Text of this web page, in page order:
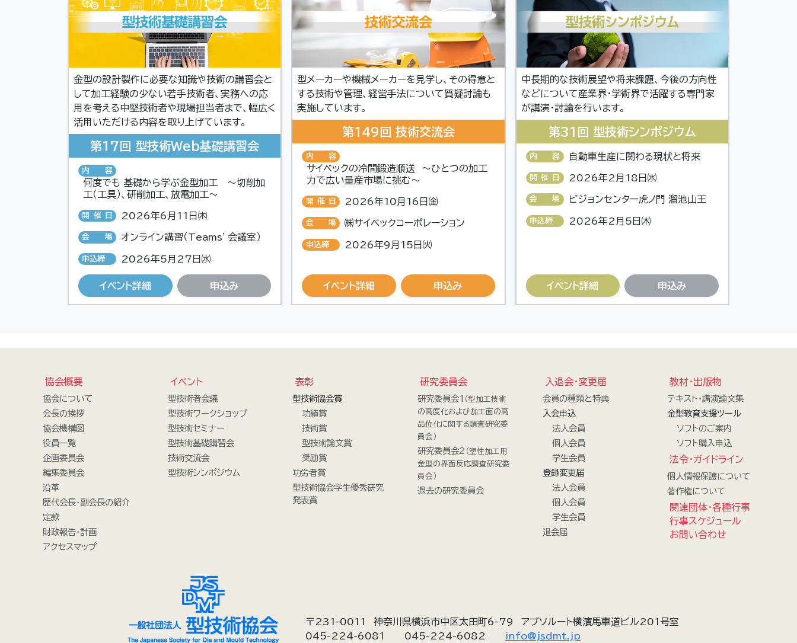
金型の設計製作に必要な知識や技術の講習会と
して加工経験の少ない若手技術者、実務への応
用を考える中堅技術者や現場担当者まで、幅広く
活用いただける内容を取り上げています。
第17回 型技術Web基礎講習会
内容
何度でも 基礎から学ぶ金型加工 ～切削加
工（工具）、研削加工、放電加工～
開催日 2026年6月11日㈭
会場 オンライン講習（Teams' 会議室）
申込締
2026年5月27日㈬
イベント詳細 申込み
型メーカーや機械メーカーを見学し、その得意と
する技術や管理、経営手法について質疑討論も
実施しています。
第149回 技術交流会
内容
サイベックの冷間鍛造順送 ～ひとつの加工
力で広い量産市場に挑む～
開催日 2026年10月16日㈮
会場 ㈱サイベックコーポレーション
申込締
2026年9月15日㈫
イベント詳細 申込み
中長期的な技術展望や将来課題、今後の方向性
などについて産業界・学術界で活躍する専門家
が講演・討論を行います。
第31回 型技術シンポジウム
内容 自動車生産に関わる現状と将来
開催日 2026年2月18日㈬
会場 ビジョンセンター虎ノ門 溜池山王
申込締
2026年2月5日㈭
イベント詳細 申込み
協会概要
協会について
会長の挨拶
協会機構図
役員一覧
企画委員会
編集委員会
沿革
歴代会長・副会長の紹介
定款
財政報告・計画
アクセスマップ
イベント
型技術者会議
型技術ワークショップ
型技術セミナー
型技術基礎講習会
技術交流会
型技術シンポジウム
表彰
型技術協会賞
功績賞
技術賞
型技術論文賞
奨励賞
功労者賞
型技術協会学生優秀研究
発表賞
研究委員会
研究委員会1 （型加工技術
の高度化および加工面の高
品位化に関する調査研究委
員会）
研究委員会2 （塑性加工用
金型の界面反応調査研究委
員会）
過去の研究委員会
入退会・変更届
会員の種類と特典
入会申込
法人会員
個人会員
学生会員
登録変更届
法人会員
個人会員
学生会員
退会届
教材・出版物
テキスト・講演論文集
金型教育支援ツール
ソフトのご案内
ソフト購入申込
法令・ガイドライン
個人情報保護について
著作権について
関連団体・各種行事
行事スケジュール
お問い合わせ
〒231-0011 神奈川県横浜市中区太田町6-79
アブソルート横濱馬車道ビル201号室
045-224-6081
045-224-6082 info@jsdmt.jp